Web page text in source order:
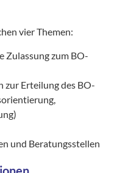
vier Themen:
Zulassung zum BO-
zur Erteilung des BO-
und Beratungsstellen